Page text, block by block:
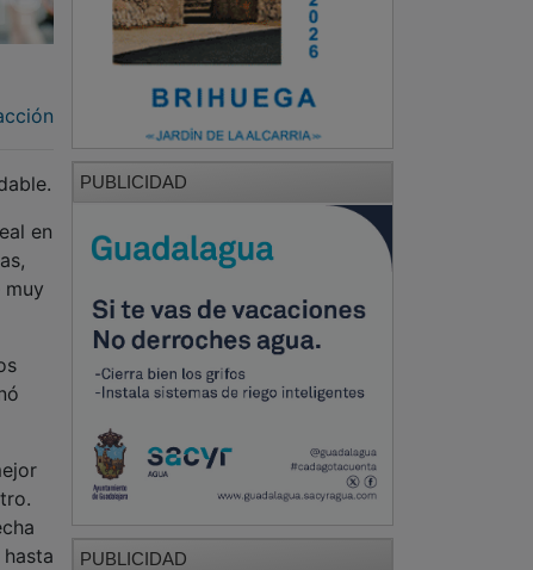
en
PUBLICIDAD
PUBLICIDAD